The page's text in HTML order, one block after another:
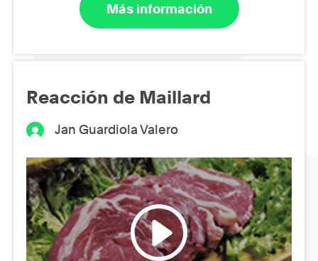
Más información
Reacción de Maillard
Jan Guardiola Valero